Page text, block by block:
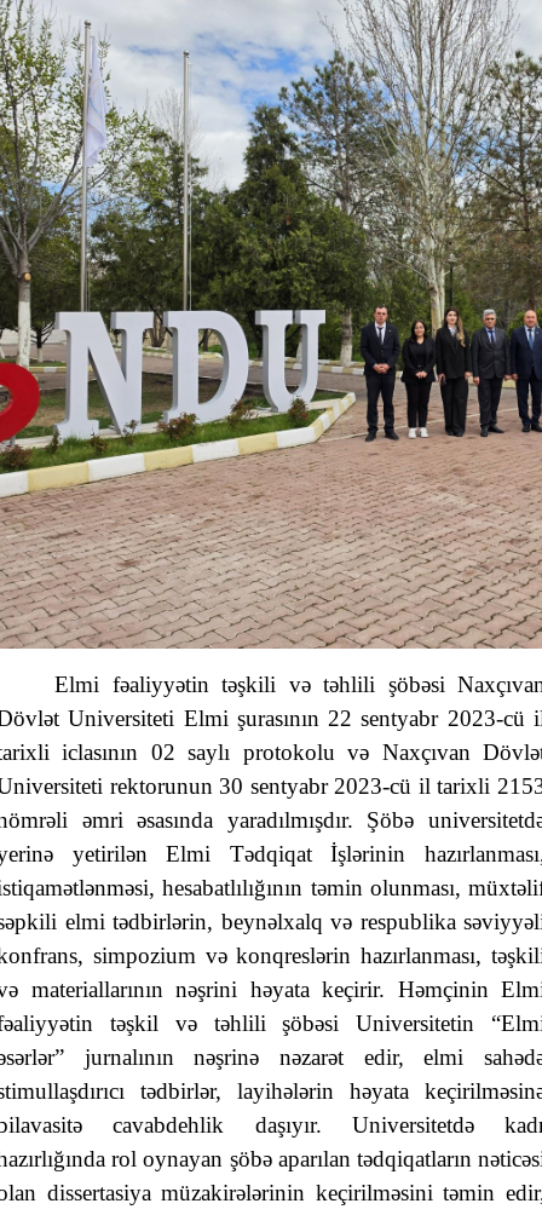
Elmi fəaliyyətin təşkili və təhlili şöbəsi
Universiteti Elmi şurasının 22 sentyabr 2023-cü
iclasının 02 saylı protokolu və Naxçıvan
rektorunun 30 sentyabr 2023-cü il tarixli
əmri əsasında yaradılmışdır. Şöbə
yetirilən Elmi Tədqiqat İşlərinin
hesabatlılığının təmin olunması,
elmi tədbirlərin, beynəlxalq və respublika
simpozium və konqreslərin hazırlanması,
materiallarının nəşrini həyata keçirir. Həmçinin
təşkil və təhlili şöbəsi Universitetin
jurnalının nəşrinə nəzarət edir, elmi
tədbirlər, layihələrin həyata
cavabdehlik daşıyır. Universitetdə
rol oynayan şöbə aparılan tədqiqatların
dissertasiya müzakirələrinin keçirilməsini təmin